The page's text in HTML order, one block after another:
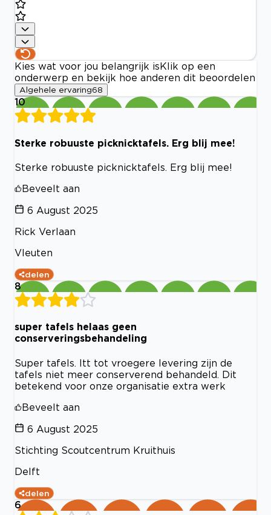
Kies wat voor jou belangrijk is Klik op een
onderwerp en bekijk hoe anderen dit beoordelen
Algehele ervaring68
10
Sterke robuuste picknicktafels. Erg blij mee!
Sterke robuuste picknicktafels. Erg blij mee!
Beveelt aan
6 August 2025
Rick Verlaan
Vleuten
delen
8
super tafels helaas geen
conserveringsbehandeling
Super tafels. Itt tot vroegere levering zijn de
tafels niet meer conserverend behandeld. Dit
betekend voor onze organisatie extra werk
Beveelt aan
6 August 2025
Stichting Scoutcentrum Kruithuis
Delft
delen
6